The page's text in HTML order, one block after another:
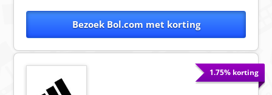
Bezoek Bol.com met korting
1.75% korting